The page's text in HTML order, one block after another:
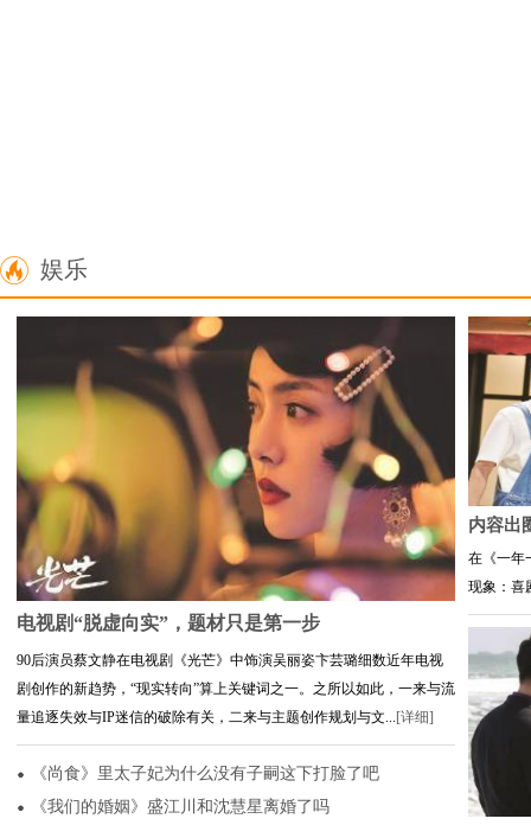
娱乐
电视剧“脱虚向实”，题材只是第一步
90后演员蔡文静在电视剧《光芒》中饰演吴丽姿卞芸璐细数近年电视
剧创作的新趋势，“现实转向”算上关键词之一。之所以如此，一来与流
量追逐失效与IP迷信的破除有关，二来与主题创作规划与文... [详细]
《尚食》里太子妃为什么没有子嗣这下打脸了吧
《我们的婚姻》盛江川和沈慧星离婚了吗
内容出
在《一年
现象：喜